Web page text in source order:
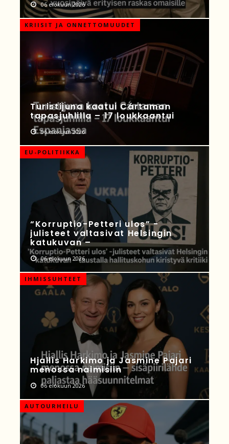
06 elokuun 2026
KRIISIT JA ONNETTOMUUDET
Turistijuna kaatui Cártaman
tapasjuhlilla – 17 loukkaantui
06 elokuun 2026
EU-POLITIIKKA
“Korruptio-Petteri ulos” -
julisteet valtasivat Helsingin
katukuvan –
06 elokuun 2026
IHMISSUHTEET
Hjallis Harkimo ja Jasmine Pajari
menossa naimisiin
06 elokuun 2026
AUTOURHEILU